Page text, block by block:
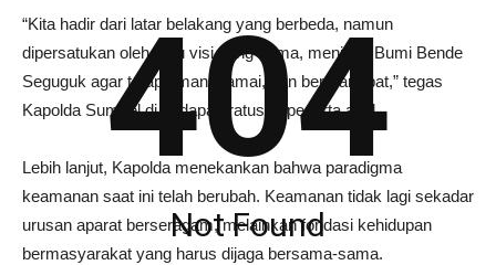
“Kita hadir dari latar belakang yang berbeda, namun
dipersatukan oleh satu visi yang sama, menjaga Bumi Bende
Seguguk agar tetap aman, damai, dan bermartabat,” tegas
Kapolda Sumsel di hadapan ratusan peserta apel.
Lebih lanjut, Kapolda menekankan bahwa paradigma
keamanan saat ini telah berubah. Keamanan tidak lagi sekadar
urusan aparat berseragam, melainkan fondasi kehidupan
bermasyarakat yang harus dijaga bersama-sama.
404
Not Found